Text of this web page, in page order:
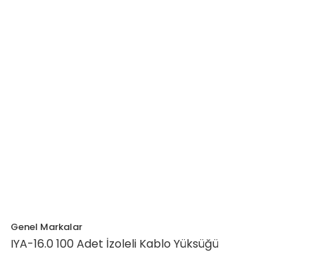
Genel Markalar
IYA-16.0 100 Adet İzoleli Kablo Yüksüğü